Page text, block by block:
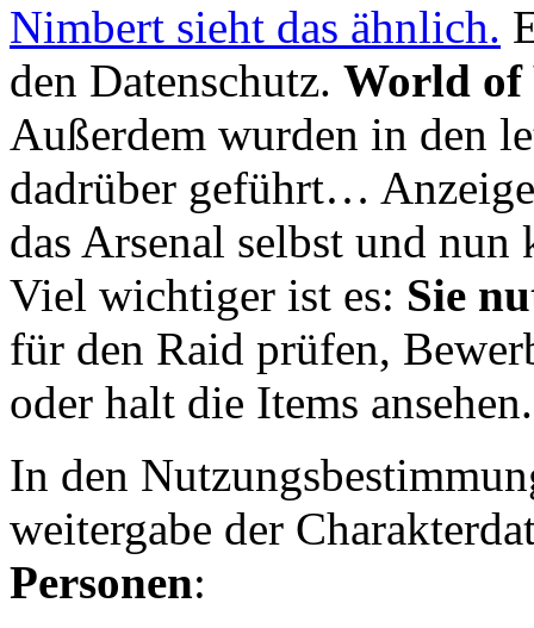
Nimbert sieht das ähnlich.
den Datenschutz. World of
Außerdem wurden in den
dadrüber geführt…
das Arsenal selbst und
Viel wichtiger ist es: Sie
für den Raid prüfen,
oder halt die Items ansehen.
In den
weitergabe der
Personen: